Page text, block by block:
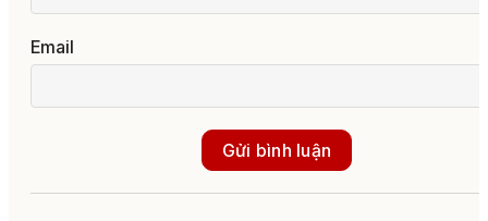
Email
Gửi bình luận